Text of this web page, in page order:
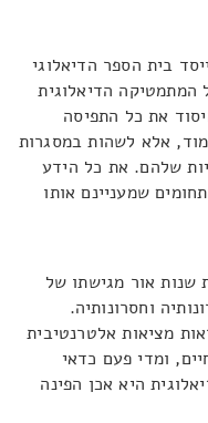
בית הספר הדיאלוגי
המתמטיקה הדיאלוגית
את כל התפיסה
אלא לשהות במסגרות
שלהם. את כל הידע
שמעניינם אותו
שנות אור מגישתו של
וחסרונותיה.
מציאות אלטרנטיבית
ומדי פעם כדאי
היא אכן הפינה